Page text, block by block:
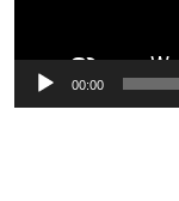
00:00